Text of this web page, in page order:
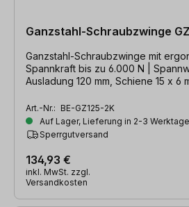
Ganzstahl-Schraubzwinge
Ganzstahl-Schraubzwinge mit
Spannkraft bis zu 6.000 N |
Ausladung 120 mm, Schiene 15 x 6
Art.-Nr.: BE-GZ125-2K
Auf Lager, Lieferung in 2-3
Sperrgutversand
134,93 €
inkl. MwSt. zzgl.
Versandkosten